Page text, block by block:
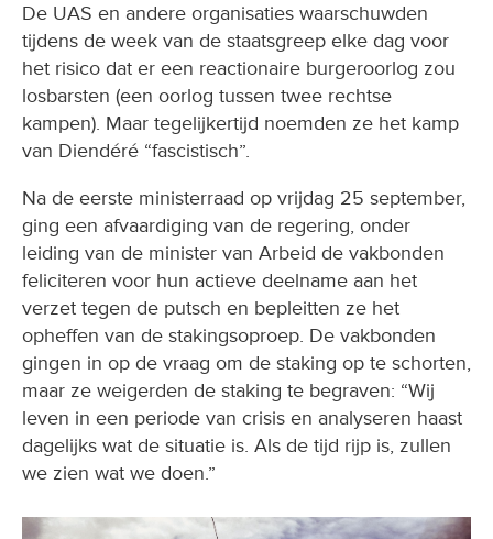
De UAS en andere organisaties waarschuwden
tijdens de week van de staatsgreep elke dag voor
het risico dat er een reactionaire burgeroorlog zou
losbarsten (een oorlog tussen twee rechtse
kampen). Maar tegelijkertijd noemden ze het kamp
van Diendéré “fascistisch”.
Na de eerste ministerraad op vrijdag 25 september,
ging een afvaardiging van de regering, onder
leiding van de minister van Arbeid de vakbonden
feliciteren voor hun actieve deelname aan het
verzet tegen de putsch en bepleitten ze het
opheffen van de stakingsoproep. De vakbonden
gingen in op de vraag om de staking op te schorten,
maar ze weigerden de staking te begraven: “Wij
leven in een periode van crisis en analyseren haast
dagelijks wat de situatie is. Als de tijd rijp is, zullen
we zien wat we doen.”